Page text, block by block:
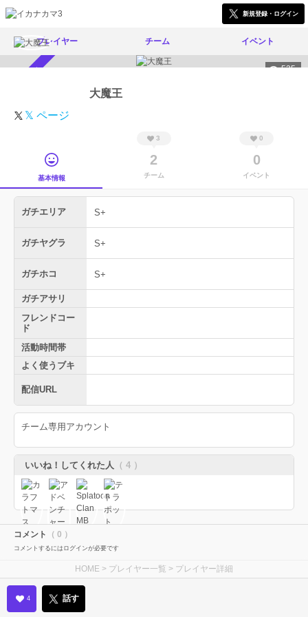
新規登録・ログイン
プレイヤー チーム イベント
525
大魔王
𝕏 ページ
基本情報
3
2
チーム
0
0
イベント
ガチエリア S+
ガチヤグラ S+
ガチホコ S+
ガチアサリ
フレンドコー
ド
活動時間帯
よく使うブキ
配信URL
チーム専用アカウント
いいね！してくれた人 （ 4 ）
コメント （ 0 ）
コメントするにはログインが必要です
HOME > プレイヤー一覧 > プレイヤー詳細
4 話す